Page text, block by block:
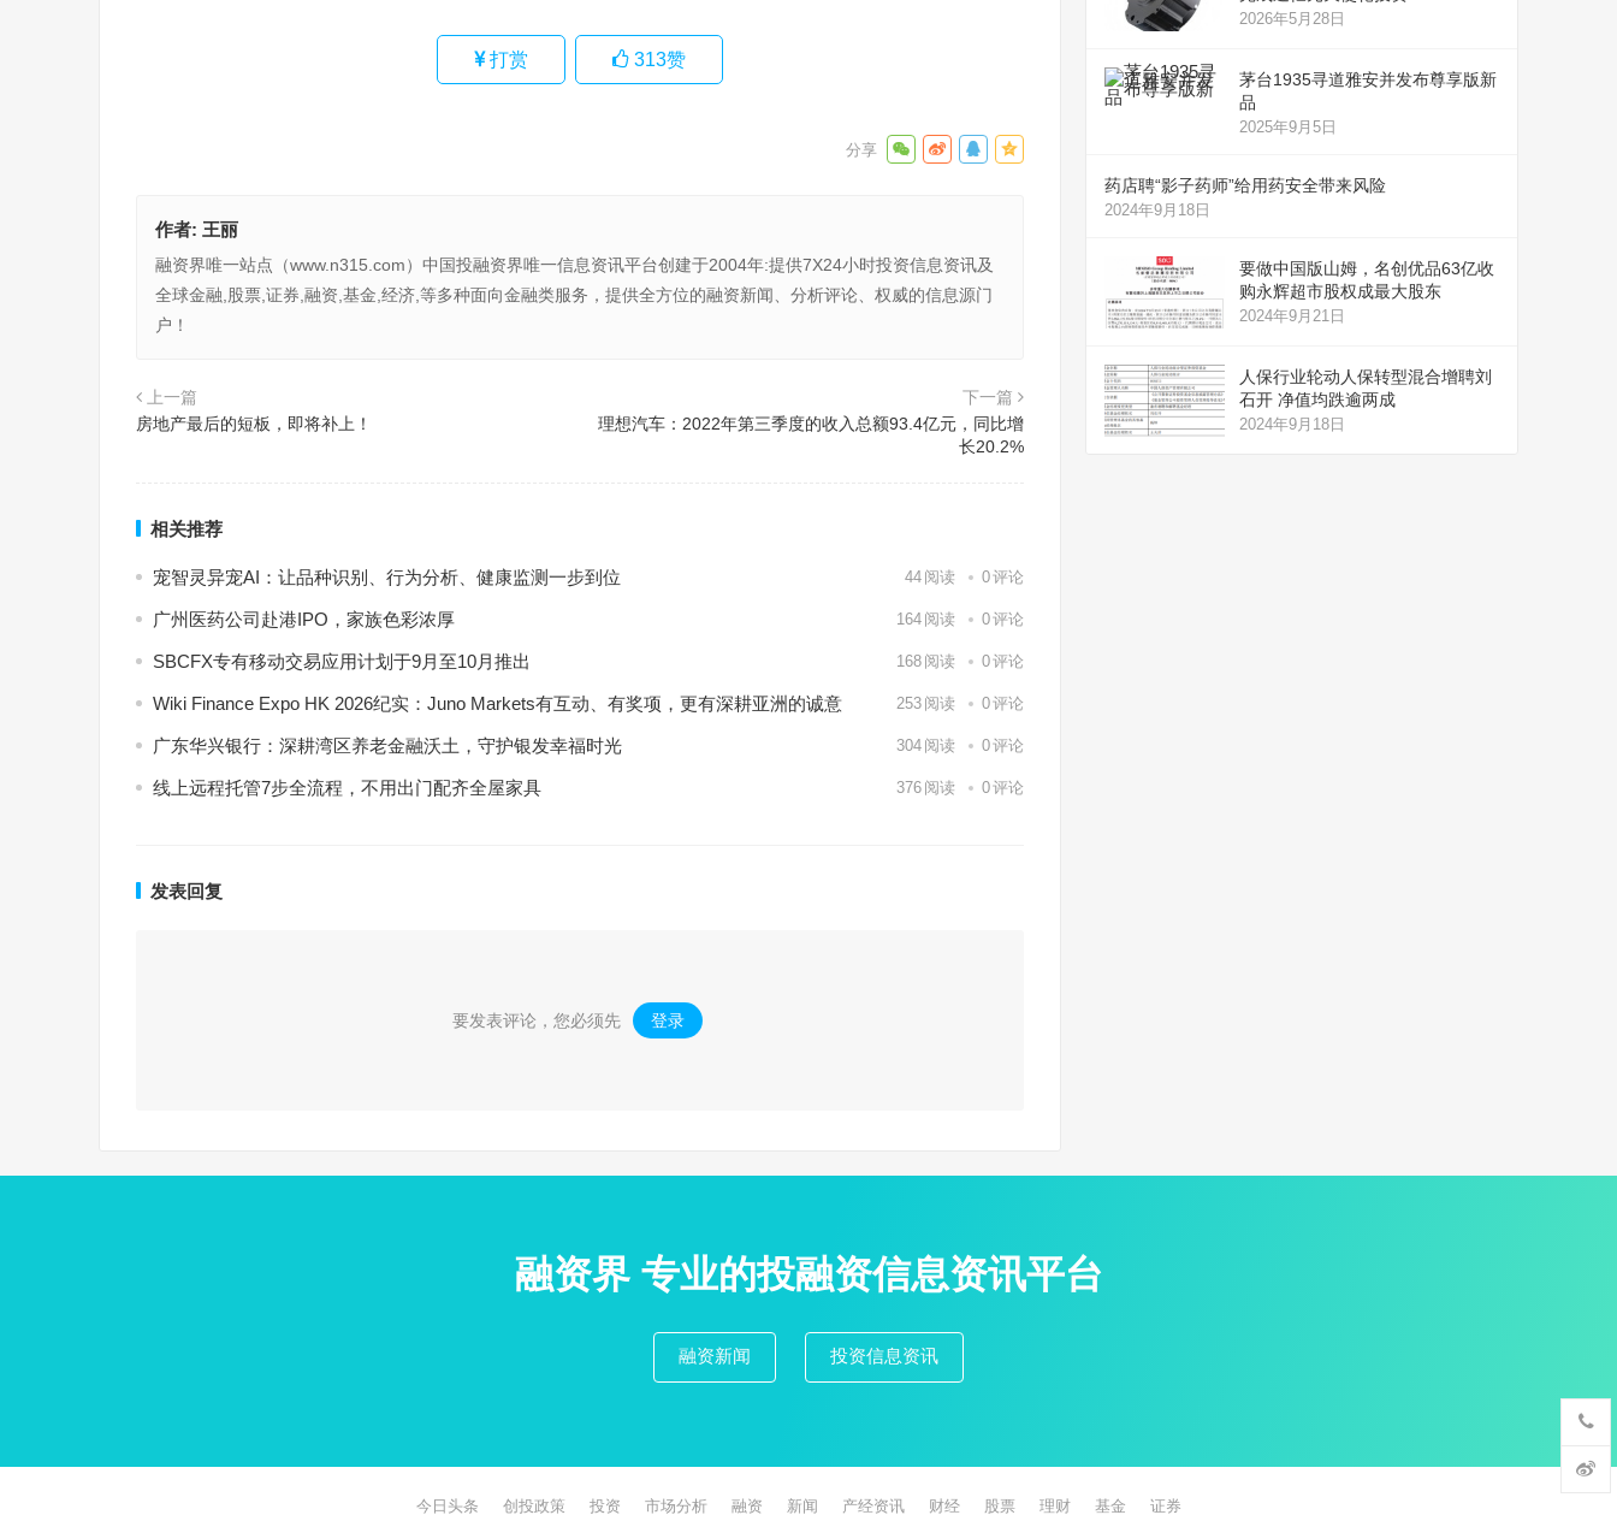
打赏 313赞
作者: 王丽
融资界唯一站点（www.n315.com）中国投融资界唯一信息资讯平台创建于2004年:提供7X24小时投资信息资讯及
全球金融,股票,证券,融资,基金,经济,等多种面向金融类服务，提供全方位的融资新闻、分析评论、权威的信息源门
户！
上一篇
房地产最后的短板，即将补上！
下一篇
理想汽车：2022年第三季度的收入总额93.4亿元，同比增
长20.2%
相关推荐
宠智灵异宠AI：让品种识别、行为分析、健康监测一步到位 44 阅读 0评论
广州医药公司赴港IPO，家族色彩浓厚 164 阅读 0评论
SBCFX专有移动交易应用计划于9月至10月推出 168 阅读 0评论
Wiki Finance Expo HK 2026纪实：Juno Markets有互动、有奖项，更有深耕亚洲的诚意 253 阅读 0评论
广东华兴银行：深耕湾区养老金融沃土，守护银发幸福时光 304 阅读 0评论
线上远程托管7步全流程，不用出门配齐全屋家具 376 阅读 0评论
发表回复
要发表评论，您必须先 登录 。
2026年5月28日
茅台1935寻道雅安并发布尊享版新
品
2025年9月5日
药店聘“影子药师”给用药安全带来风险
2024年9月18日
要做中国版山姆，名创优品63亿收
购永辉超市股权成最大股东
2024年9月21日
人保行业轮动人保转型混合增聘刘
石开 净值均跌逾两成
2024年9月18日
融资界 专业的投融资信息资讯平台
融资新闻 投资信息资讯
今日头条 创投政策 投资 市场分析 融资 新闻 产经资讯 财经 股票 理财 基金 证券